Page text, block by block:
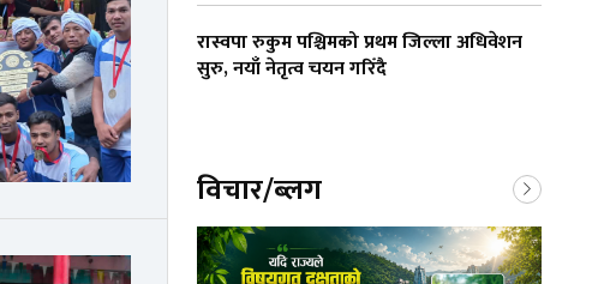
रास्वपा रुकुम पश्चिमको प्रथम जिल्ला अधिवेशन
सुरु, नयाँ नेतृत्व चयन गरिँदै
विचार/ब्लग